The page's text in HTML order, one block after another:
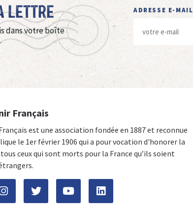
Lettre
dans votre boîte
ADRESSE E-MAIL
Français
est une association fondée en 1887 et reconnue
le 1er février 1906 qui a pour vocation d'honorer la
ceux qui sont morts pour la France qu’ils soient